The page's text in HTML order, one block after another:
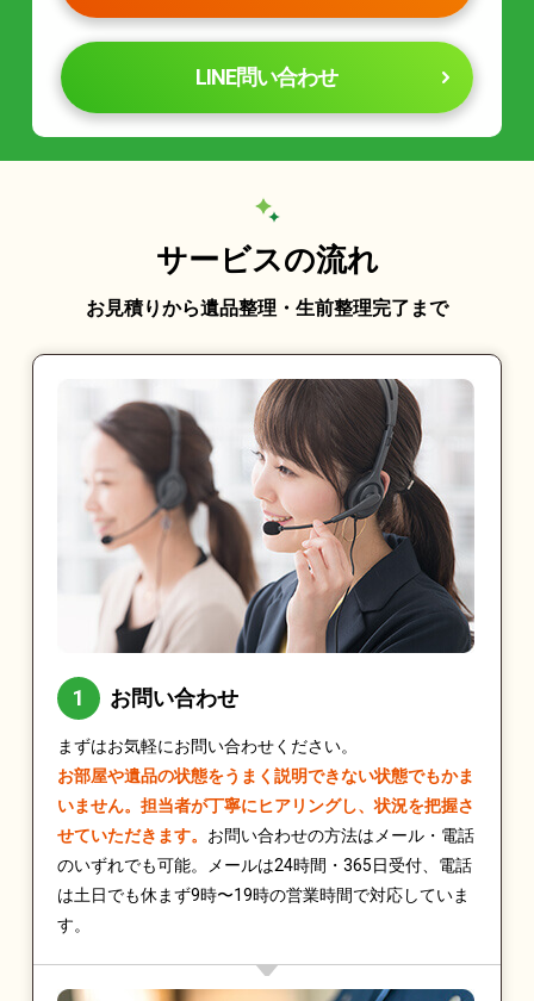
LINE問い合わせ
サービスの流れ
お見積りから遺品整理・生前整理完了まで
お問い合わせ
まずはお気軽にお問い合わせください。
お部屋や遺品の状態をうまく説明できない状態でもかま
いません。担当者が丁寧にヒアリングし、状況を把握さ
せていただきます。 お問い合わせの方法はメール・電話
のいずれでも可能。メールは24時間・365日受付、電話
は土日でも休まず9時〜19時の営業時間で対応していま
す。